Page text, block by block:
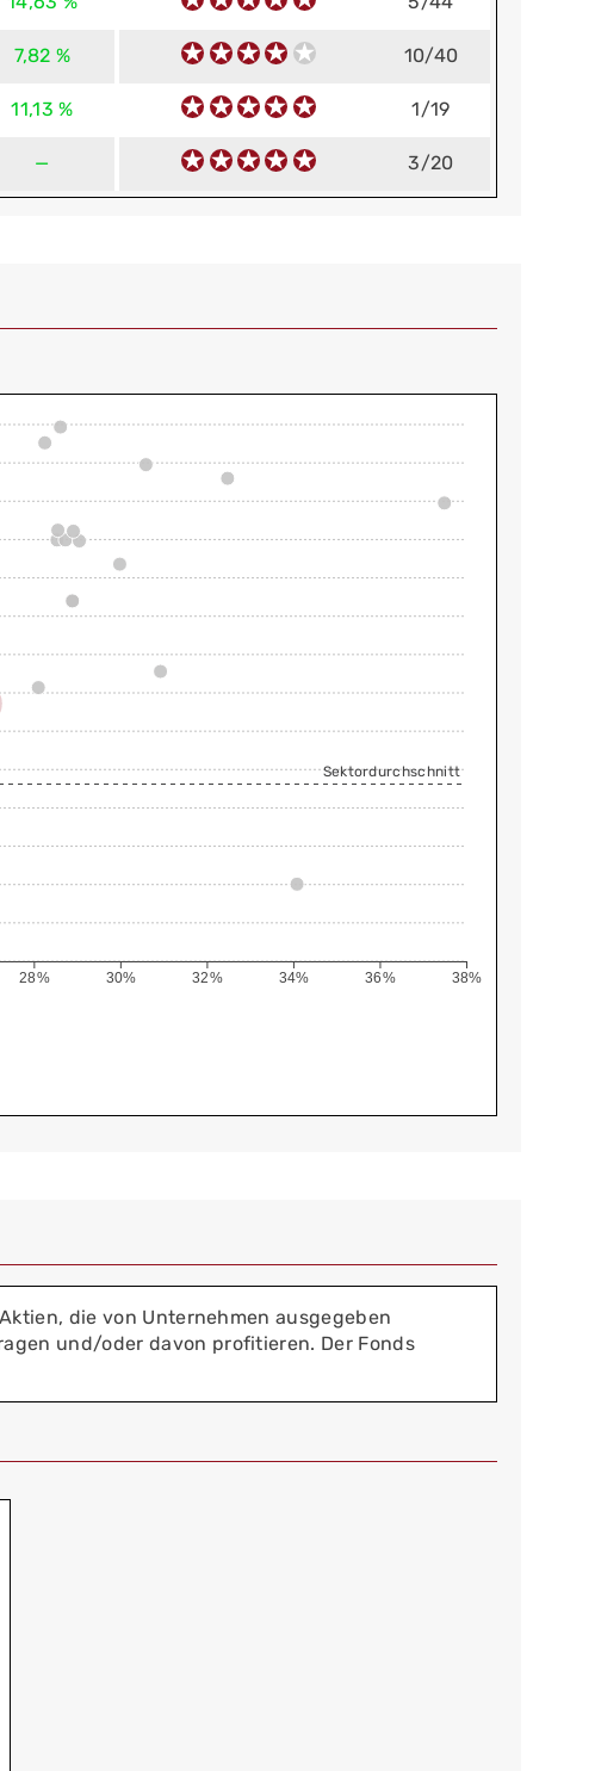
7,82 % 10/40
11,13 % 1/19
— 3/20
28% 30% 32% 34% 36% 38%
Sektordurchschnitt
die von Unternehmen ausgegeben
und/oder davon profitieren. Der Fonds